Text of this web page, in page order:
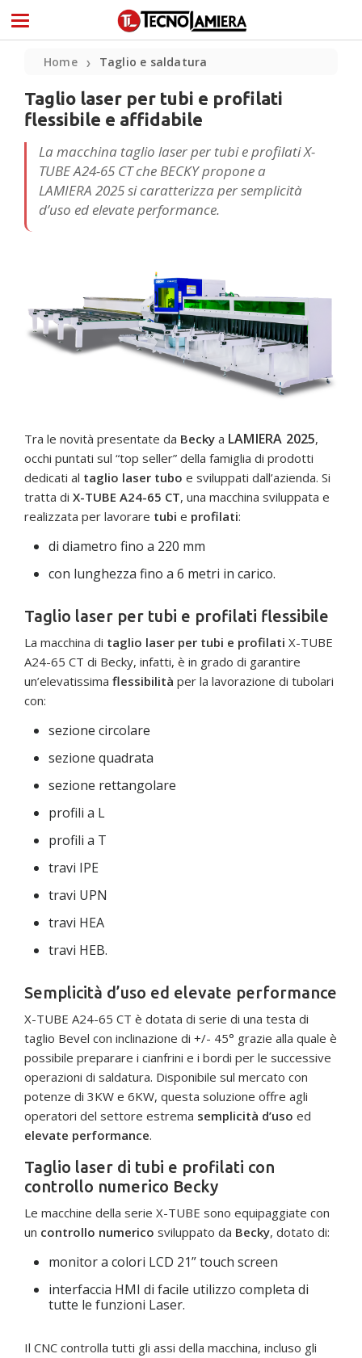
Home ❯ Taglio e saldatura
Taglio laser per tubi e profilati
flessibile e affidabile
La macchina taglio laser per tubi e profilati X-
TUBE A24-65 CT che BECKY propone a
LAMIERA 2025 si caratterizza per semplicità
d’uso ed elevate performance.
Tra le novità presentate da Becky a LAMIERA 2025,
occhi puntati sul “top seller” della famiglia di prodotti
dedicati al taglio laser tubo e sviluppati dall’azienda. Si
tratta di X-TUBE A24-65 CT, una macchina sviluppata e
realizzata per lavorare tubi e profilati:
di diametro fino a 220 mm
con lunghezza fino a 6 metri in carico.
Taglio laser per tubi e profilati flessibile
La macchina di taglio laser per tubi e profilati X-TUBE
A24-65 CT di Becky, infatti, è in grado di garantire
un’elevatissima flessibilità per la lavorazione di tubolari
con:
sezione circolare
sezione quadrata
sezione rettangolare
profili a L
profili a T
travi IPE
travi UPN
travi HEA
travi HEB.
Semplicità d’uso ed elevate performance
X-TUBE A24-65 CT è dotata di serie di una testa di
taglio Bevel con inclinazione di +/- 45° grazie alla quale è
possibile preparare i cianfrini e i bordi per le successive
operazioni di saldatura. Disponibile sul mercato con
potenze di 3KW e 6KW, questa soluzione offre agli
operatori del settore estrema semplicità d’uso ed
elevate performance.
Taglio laser di tubi e profilati con
controllo numerico Becky
Le macchine della serie X-TUBE sono equipaggiate con
un controllo numerico sviluppato da Becky, dotato di:
monitor a colori LCD 21” touch screen
interfaccia HMI di facile utilizzo completa di
tutte le funzioni Laser.
Il CNC controlla tutti gli assi della macchina, incluso gli